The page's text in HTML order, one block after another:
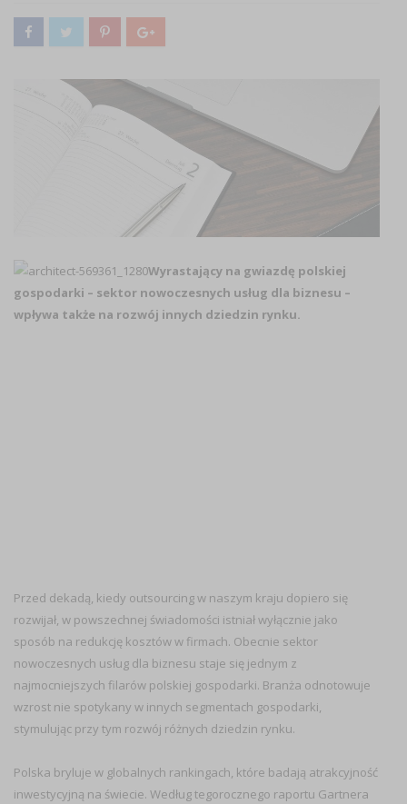
Wyrastający na gwiazdę polskiej
gospodarki – sektor nowoczesnych usług dla biznesu –
wpływa także na rozwój innych dziedzin rynku.
Przed dekadą, kiedy outsourcing w naszym kraju dopiero się
rozwijał, w powszechnej świadomości istniał wyłącznie jako
sposób na redukcję kosztów w firmach. Obecnie sektor
nowoczesnych usług dla biznesu staje się jednym z
najmocniejszych filarów polskiej gospodarki. Branża odnotowuje
wzrost nie spotykany w innych segmentach gospodarki,
stymulując przy tym rozwój różnych dziedzin rynku.
Polska bryluje w globalnych rankingach, które badają atrakcyjność
inwestycyjną na świecie. Według tegorocznego raportu Gartnera